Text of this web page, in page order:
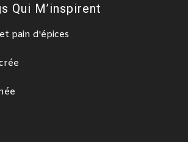
Qui M’inspirent
pain d'épices